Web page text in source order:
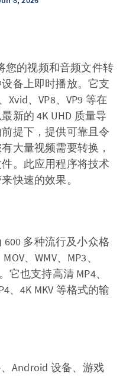
您的视频和音频文件转
备上即时播放。它支
Xvid、VP8、VP9 等在
新的 4K UHD 质量导
提下，提供可靠且令
大量视频需要转换，
。此应用程序将技术
快速的效果。
多种流行及小众格
、WMV、MP3、
它也支持高清 MP4、
、4K MKV 等格式的输
Android 设备、游戏